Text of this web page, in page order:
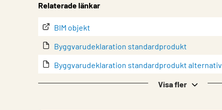
Relaterade länkar
BIM objekt
Byggvarudeklaration standardprodukt
Byggvarudeklaration standardprodukt
Datablad
Visa fler